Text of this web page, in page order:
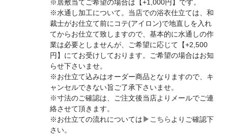
※居敷当てご希望の場合は【+1,000円】です。
※水通し加工について。当店での浴衣仕立ては、和
裁士がお仕立て前にコテ(アイロン)で地直しを入れ
てからお仕立て致しますので、基本的に水通しの作
業は必要としませんが、ご希望に応じて【+2,500
円】にてお受けしております。ご希望の場合はお知
らせ下さいませ。
※お仕立て込みはオーダー商品となりますので、キ
ャンセルできない旨ご了承下さいませ。
※寸法のご確認は、ご注文後当店よりメールでご連
絡させて頂きます。
※お仕立ての流れについては ▶︎こちらよりご確認下
さい。